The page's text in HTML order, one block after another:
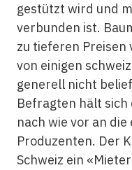
gestützt wird und
verbunden ist.
zu tieferen
von einigen
generell nicht
Befragten hält
nach wie vor an
Produzenten. Der
Schweiz ein